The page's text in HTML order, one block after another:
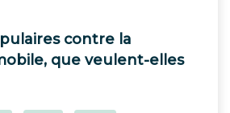
contre la
que veulent-elles